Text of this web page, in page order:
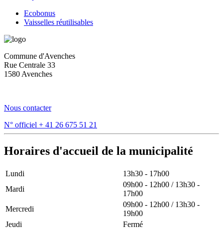
Ecobonus
Vaisselles réutilisables
Commune d'Avenches
Rue Centrale 33
1580 Avenches
Nous contacter
N° officiel + 41 26 675 51 21
Horaires d'accueil de la municipalité
Lundi
13h30 - 17h00
Mardi
09h00 - 12h00 / 13h30 -
17h00
Mercredi
09h00 - 12h00 / 13h30 -
19h00
Jeudi
Fermé